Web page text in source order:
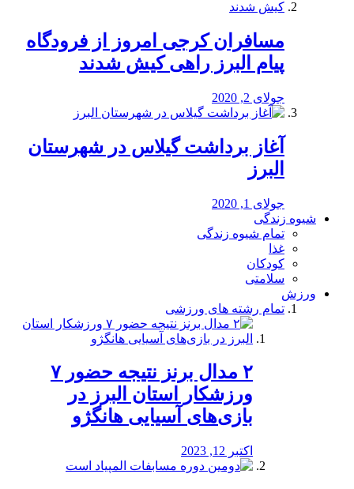
مسافران کرجی امروز از فرودگاه
پیام البرز راهی کیش شدند
جولای 2, 2020
آغاز برداشت گیلاس در شهرستان
البرز
جولای 1, 2020
شیوه زندگی
تمام شیوه زندگی
غذا
کودکان
سلامتی
ورزش
تمام رشته های ورزشی
۲ مدال برنز نتیجه حضور ۷
ورزشکار استان البرز در
بازی‌های آسیایی هانگژو
اکتبر 12, 2023